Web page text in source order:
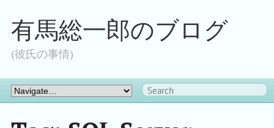
有馬総一郎のブログ
(彼氏の事情)